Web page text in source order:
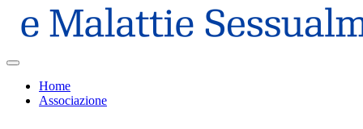
Home
Associazione